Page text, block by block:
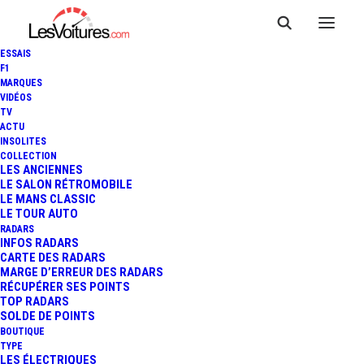
ESSAIS
F1
MARQUES
VIDÉOS
TV
ACTU
INSOLITES
COLLECTION
LES ANCIENNES
LE SALON RÉTROMOBILE
LE MANS CLASSIC
LE TOUR AUTO
RADARS
INFOS RADARS
CARTE DES RADARS
MARGE D’ERREUR DES RADARS
RÉCUPÉRER SES POINTS
TOP RADARS
SOLDE DE POINTS
BOUTIQUE
TYPE
LES ÉLECTRIQUES
16 août 2025
LEXUS SPORT CONCEPT